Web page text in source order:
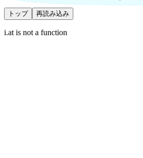
トップ 再読み込み
i.at is not a function